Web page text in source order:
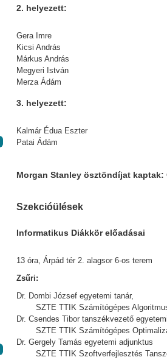
2. helyezett:
Gera Imre
Kicsi András
Márkus András
Megyeri István
Merza Ádám
3. helyezett:
Kalmár Édua Eszter
Patai Ádám
Morgan Stanley ösztöndíjat kaptak:
Szekcióülések
Informatikus Diákkör előadásai
13 óra, Árpád tér 2. alagsor 6-os terem
Zsűri:
Dr. Dombi József egyetemi tanár,
SZTE TTIK Számítógépes
Dr. Csendes Tibor tanszékvezető
SZTE TTIK Számítógépes
Dr. Gergely Tamás egyetemi adjunktus
SZTE TTIK Szoftverfejlesztés